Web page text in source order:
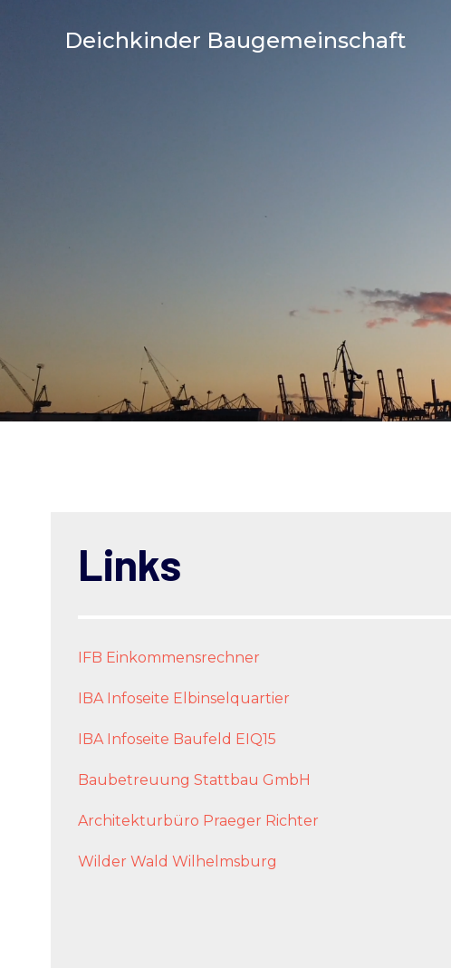
Deichkinder Baugemeinschaft
Links
IFB Einkommensrechner
IBA Infoseite Elbinselquartier
IBA Infoseite Baufeld EIQ15
Baubetreuung Stattbau GmbH
Architekturbüro Praeger Richter
Wilder Wald Wilhelmsburg